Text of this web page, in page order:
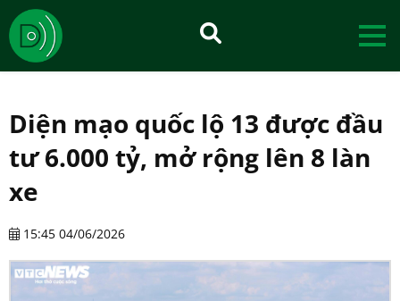
Diện mạo quốc lộ 13 được đầu
tư 6.000 tỷ, mở rộng lên 8 làn
xe
15:45 04/06/2026